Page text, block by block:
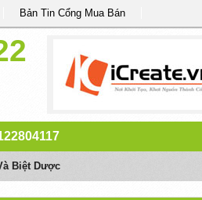
Bản Tin Cổng Mua Bán
Biệt Dược